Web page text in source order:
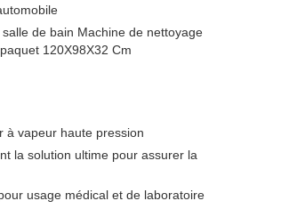
de bain Machine de nettoyage
120X98X32 Cm
à vapeur haute pression
la solution ultime pour assurer la
usage médical et de laboratoire